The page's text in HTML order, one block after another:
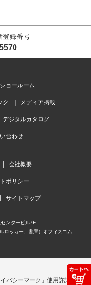
登録番号
ショールーム
ク メディア掲載
デジタルカタログ
合わせ
会社概要
ポリシー
サイトマップ
ンタービル7F
ロッカー、書庫）オフィスコム
バシーマーク」使用許諾事